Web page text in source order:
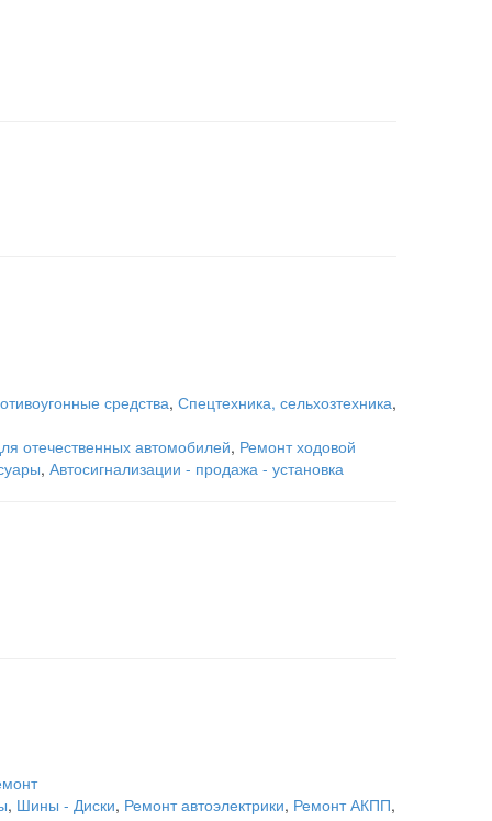
средства, Спецтехника, сельхозтехника,
отечественных автомобилей, Ремонт ходовой
, Автосигнализации - продажа - установка
, Шины - Диски, Ремонт автоэлектрики, Ремонт АКПП,